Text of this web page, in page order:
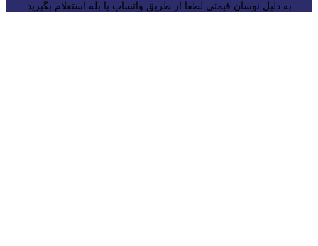
به دلیل نوسان قیمتی لطفا از طریق واتساپ یا بله استعلام بگیرید